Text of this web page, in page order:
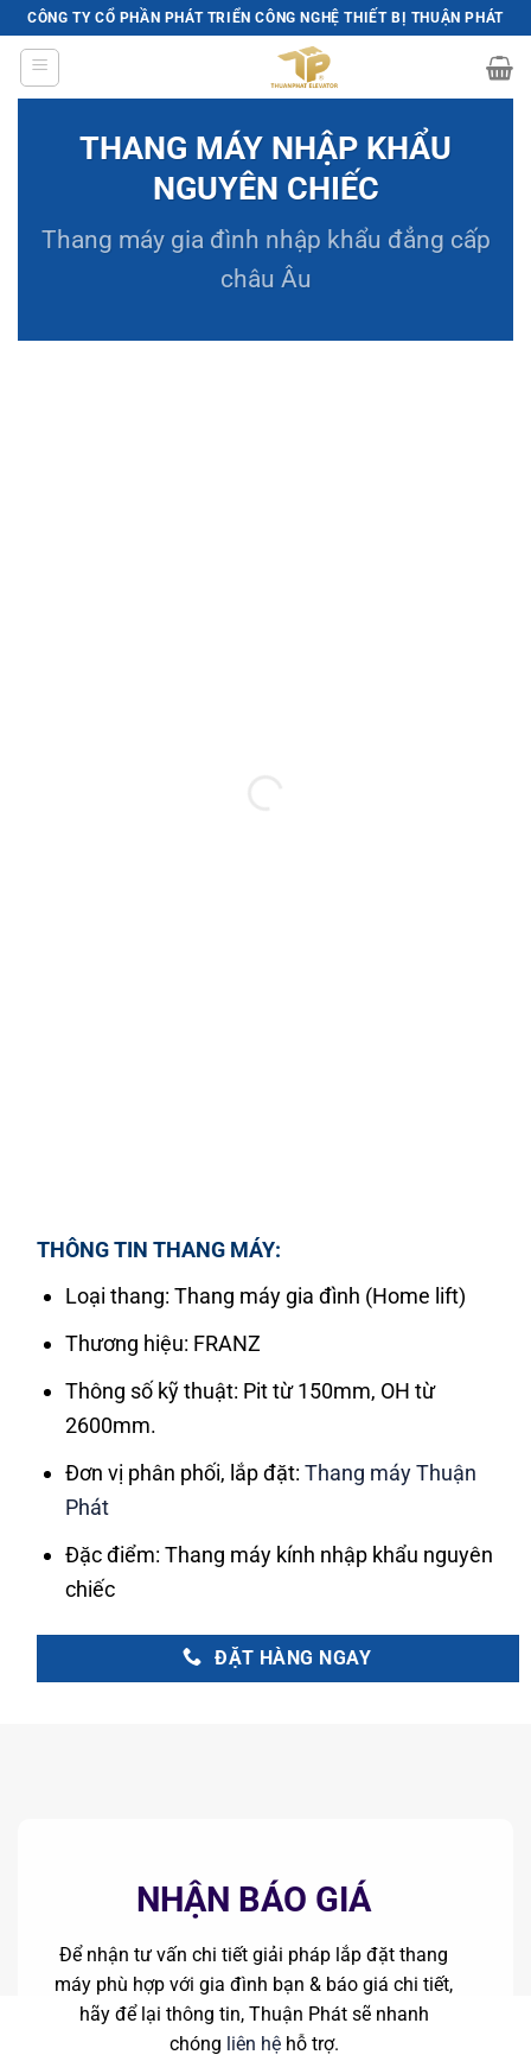
Skip
to
content
CÔNG TY CỔ PHẦN PHÁT TRIỂN CÔNG NGHỆ THIẾT BỊ THUẬN PHÁT
THANG MÁY NHẬP KHẨU
NGUYÊN CHIẾC
Thang máy gia đình nhập khẩu đẳng cấp
châu Âu
THÔNG TIN THANG MÁY:
Loại thang: Thang máy gia đình (Home lift)
Thương hiệu: FRANZ
Thông số kỹ thuật: Pit từ 150mm, OH từ
2600mm.
Đơn vị phân phối, lắp đặt:Thang máy Thuận
Phát
Đặc điểm: Thang máy kính nhập khẩu nguyên
chiếc
ĐẶT HÀNG NGAY
NHẬN BÁO GIÁ
Để nhận tư vấn chi tiết giải pháp lắp đặt thang
máy phù hợp với gia đình bạn & báo giá chi tiết,
hãy để lại thông tin, Thuận Phát sẽ nhanh
chóng liên hệhỗ trợ.